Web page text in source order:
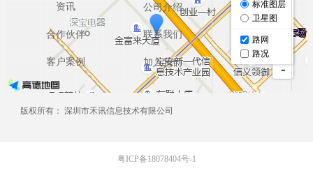
版权所有： 深圳市禾讯信息技术有限公司
资讯
合作伙伴
客户案例
公司介绍
联系我们
加入我们
粤ICP备18078404号-1